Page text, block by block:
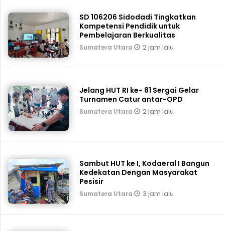
SD 106206 Sidodadi Tingkatkan
Kompetensi Pendidik untuk
Pembelajaran Berkualitas
Sumatera Utara 2 jam lalu
Jelang HUT RI ke- 81 Sergai Gelar
Turnamen Catur antar-OPD
Sumatera Utara 2 jam lalu
Sambut HUT ke I, Kodaeral I Bangun
Kedekatan Dengan Masyarakat
Pesisir
Sumatera Utara 3 jam lalu